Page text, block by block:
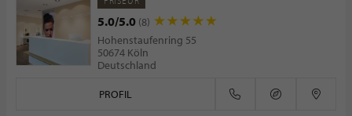
5.0/5.0 (8)
Hohenstaufenring 55
50674 Köln
Deutschland
PROFIL